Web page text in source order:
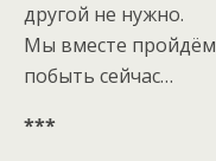
другой не нужно.
Мы вместе пройдём
побыть сейчас…
***